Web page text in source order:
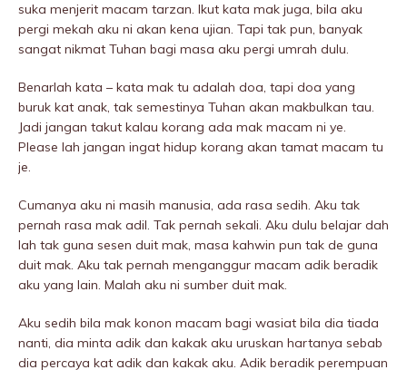
suka menjerit macam tarzan. Ikut kata mak juga, bila aku
pergi mekah aku ni akan kena ujian. Tapi tak pun, banyak
sangat nikmat Tuhan bagi masa aku pergi umrah dulu.
Benarlah kata – kata mak tu adalah doa, tapi doa yang
buruk kat anak, tak semestinya Tuhan akan makbulkan tau.
Jadi jangan takut kalau korang ada mak macam ni ye.
Please lah jangan ingat hidup korang akan tamat macam tu
je.
Cumanya aku ni masih manusia, ada rasa sedih. Aku tak
pernah rasa mak adil. Tak pernah sekali. Aku dulu belajar dah
lah tak guna sesen duit mak, masa kahwin pun tak de guna
duit mak. Aku tak pernah menganggur macam adik beradik
aku yang lain. Malah aku ni sumber duit mak.
Aku sedih bila mak konon macam bagi wasiat bila dia tiada
nanti, dia minta adik dan kakak aku uruskan hartanya sebab
dia percaya kat adik dan kakak aku. Adik beradik perempuan